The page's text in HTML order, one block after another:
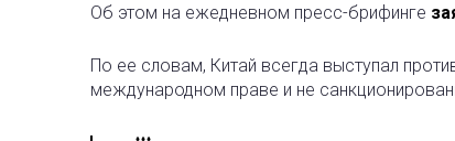
Об этом на ежедневном пресс-брифинге
По ее словам, Китай всегда выступал
международном праве и не